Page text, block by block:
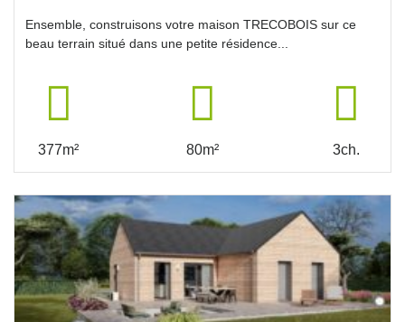
Ensemble, construisons votre maison TRECOBOIS sur ce
beau terrain situé dans une petite résidence...
377m² 80m² 3ch.